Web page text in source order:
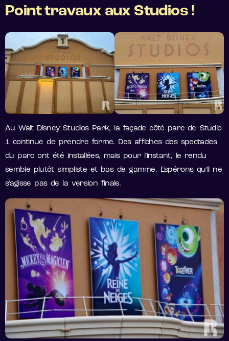
Point travaux aux Studios !
Au Walt Disney Studios Park, la façade côté parc de Studio
1 continue de prendre forme. Des affiches des spectacles
du parc ont été installées, mais pour l’instant, le rendu
semble plutôt simpliste et bas de gamme. Espérons qu’il ne
s’agisse pas de la version finale.